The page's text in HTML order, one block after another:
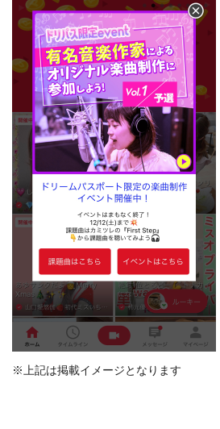
※上記は掲載イメージとなります